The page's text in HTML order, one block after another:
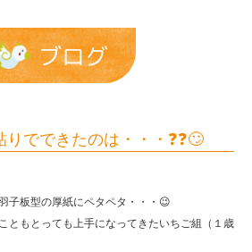
❓❓
🙄
|
恩
育
園
ブログ
でできたのは・・・❓❓🙄
子板型の厚紙にペタペタ・・・😉
ともとっても上手になってきたいちご組（１歳